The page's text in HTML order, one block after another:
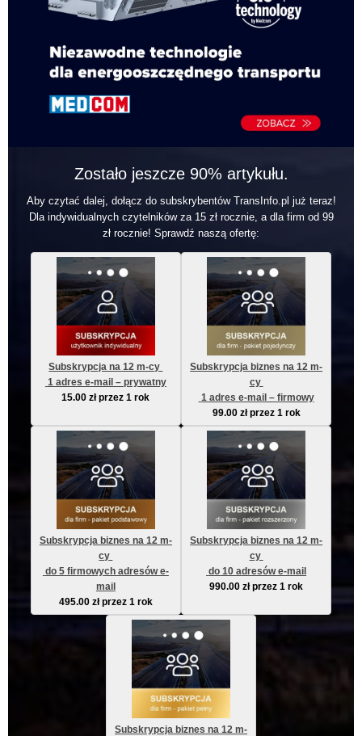
Zostało jeszcze 90% artykułu.
Aby czytać dalej, dołącz do subskrybentów TransInfo.pl już teraz!
Dla indywidualnych czytelników za 15 zł rocznie, a dla firm od 99
zł rocznie! Sprawdź naszą ofertę:
Subskrypcja na 12 m-cy
1 adres e-mail – prywatny
15.00zł przez 1 rok
Subskrypcja biznes na 12 m-
cy
1 adres e-mail – firmowy
99.00 zł przez 1 rok
Subskrypcja biznes na 12 m-
cy
mail
495.00 zł przez 1 rok
Subskrypcja biznes na 12 m-
cy
do 10 adresów e-mail
990.00zł przez 1 rok
Subskrypcja biznes na 12 m-